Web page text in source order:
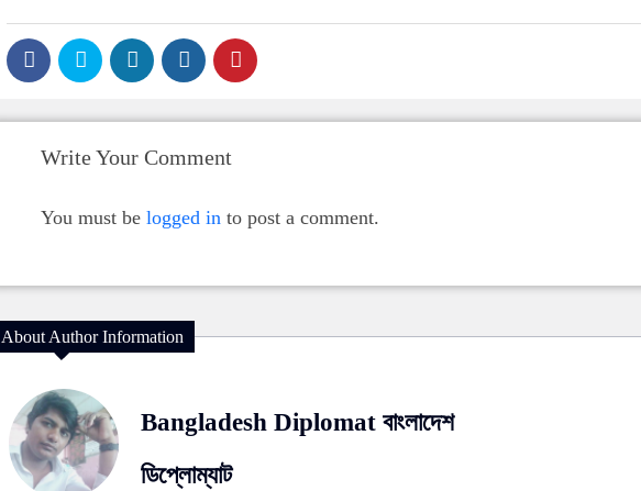
Write Your Comment
You must be logged in to post a comment.
About Author Information
Bangladesh Diplomat বাংলাদেশ
ডিপ্লোম্যাট